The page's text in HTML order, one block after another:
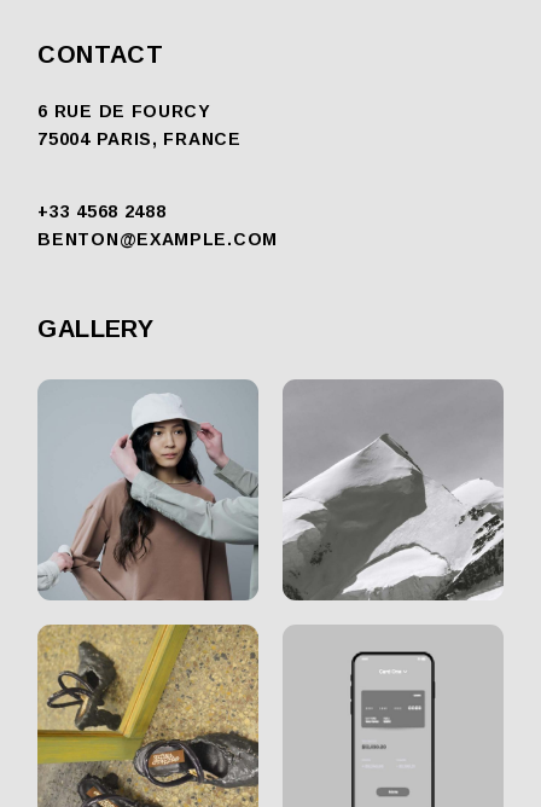
CONTACT
6 RUE DE FOURCY
75004 PARIS, FRANCE
+33 4568 2488
BENTON@EXAMPLE.COM
GALLERY